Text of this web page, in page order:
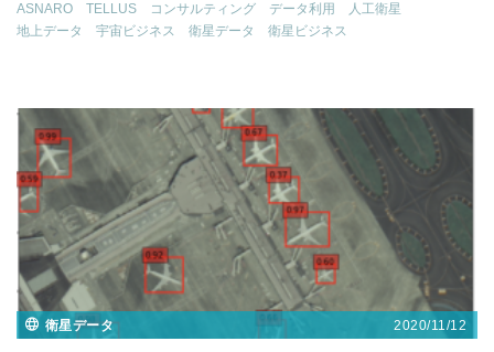
ASNARO TELLUS コンサルティング データ利用
人工衛星
地上データ
宇宙ビジネス 衛星データ 衛星ビジネス
衛星データ 2020/11/12